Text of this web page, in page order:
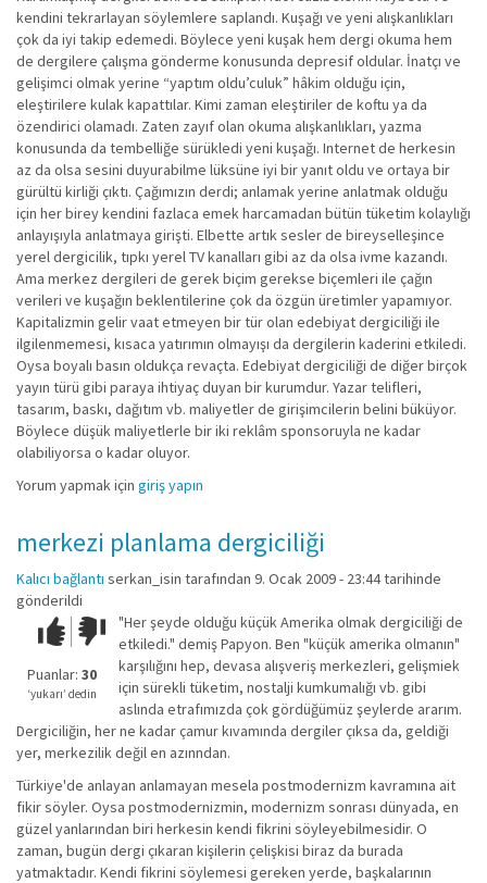
kendini tekrarlayan söylemlere saplandı. Kuşağı ve yeni alışkanlıkları
çok da iyi takip edemedi. Böylece yeni kuşak hem dergi okuma hem
de dergilere çalışma gönderme konusunda depresif oldular. İnatçı ve
gelişimci olmak yerine “yaptım oldu’culuk” hâkim olduğu için,
eleştirilere kulak kapattılar. Kimi zaman eleştiriler de koftu ya da
özendirici olamadı. Zaten zayıf olan okuma alışkanlıkları, yazma
konusunda da tembelliğe sürükledi yeni kuşağı. Internet de herkesin
az da olsa sesini duyurabilme lüksüne iyi bir yanıt oldu ve ortaya bir
gürültü kirliği çıktı. Çağımızın derdi; anlamak yerine anlatmak olduğu
için her birey kendini fazlaca emek harcamadan bütün tüketim kolaylığı
anlayışıyla anlatmaya girişti. Elbette artık sesler de bireyselleşince
yerel dergicilik, tıpkı yerel TV kanalları gibi az da olsa ivme kazandı.
Ama merkez dergileri de gerek biçim gerekse biçemleri ile çağın
verileri ve kuşağın beklentilerine çok da özgün üretimler yapamıyor.
Kapitalizmin gelir vaat etmeyen bir tür olan edebiyat dergiciliği ile
ilgilenmemesi, kısaca yatırımın olmayışı da dergilerin kaderini etkiledi.
Oysa boyalı basın oldukça revaçta. Edebiyat dergiciliği de diğer birçok
yayın türü gibi paraya ihtiyaç duyan bir kurumdur. Yazar telifleri,
tasarım, baskı, dağıtım vb. maliyetler de girişimcilerin belini büküyor.
Böylece düşük maliyetlerle bir iki reklâm sponsoruyla ne kadar
olabiliyorsa o kadar oluyor.
Yorum yapmak için giriş yapın
merkezi planlama dergiciliği
Kalıcı bağlantı serkan_isin tarafından 9. Ocak 2009 - 23:44 tarihinde
gönderildi
Çok iyi!O
kadar
iyi
değil!
Puanlar: 30
‘yukarı’ dedin
"Her şeyde olduğu küçük Amerika olmak dergiciliği de
etkiledi." demiş Papyon. Ben "küçük amerika olmanın"
karşılığını hep, devasa alışveriş merkezleri, gelişmiek
için sürekli tüketim, nostalji kumkumalığı vb. gibi
aslında etrafımızda çok gördüğümüz şeylerde ararım.
Dergiciliğin, her ne kadar çamur kıvamında dergiler çıksa da, geldiği
yer, merkezilik değil en azınndan.
Türkiye'de anlayan anlamayan mesela postmodernizm kavramına ait
fikir söyler. Oysa postmodernizmin, modernizm sonrası dünyada, en
güzel yanlarından biri herkesin kendi fikrini söyleyebilmesidir. O
zaman, bugün dergi çıkaran kişilerin çelişkisi biraz da burada
yatmaktadır. Kendi fikrini söylemesi gereken yerde, başkalarının